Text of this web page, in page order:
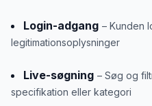
Login-adgang – Kunden
legitimationsoplysninger
Live-søgning – Søg og
specifikation eller kategori